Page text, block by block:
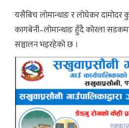
यसैबिच लोमान्थाङ र लोघेकर दामोदर
कागबेनी–लोमान्थाङ हुँदै कोरला
सञ्चालन भइरहेको छ ।